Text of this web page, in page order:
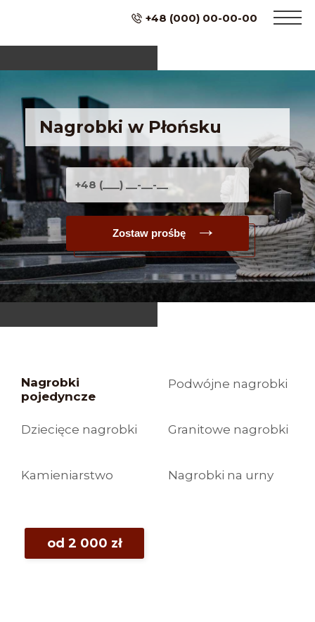
+48 (000) 00-00-00
Nagrobki w Płońsku
Zostaw prośbę
Nagrobki
pojedyncze
Podwójne nagrobki
Dziecięce nagrobki Granitowe nagrobki
Kamieniarstwo Nagrobki na urny
od 2 000 zł